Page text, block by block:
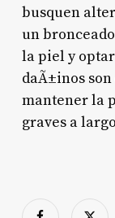
busquen
un
la piel y
daÃ±inos
mantener la
graves a